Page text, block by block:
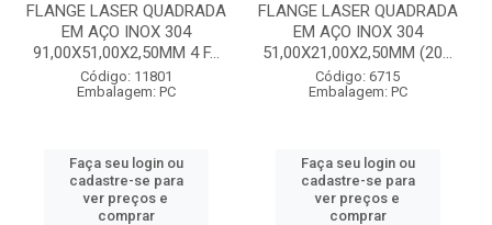
FLANGE LASER QUADRADA
EM AÇO INOX 304
91,00X51,00X2,50MM 4 F...
Código: 11801
Embalagem: PC
Faça seu login ou
cadastre-se para
ver preços e
comprar
FLANGE LASER QUADRADA
EM AÇO INOX 304
51,00X21,00X2,50MM (20...
Código: 6715
Embalagem: PC
Faça seu login ou
cadastre-se para
ver preços e
comprar